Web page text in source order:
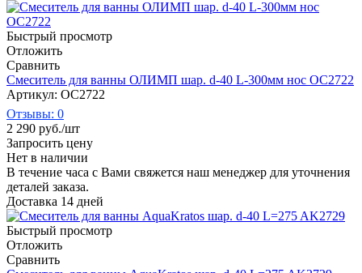
Быстрый просмотр
Отложить
Сравнить
Смеситель для ванны ОЛИМП шар. d-40 L-300мм нос OC2722
Артикул: ОС2722
Отзывы: 0
2 290 руб./шт
Запросить цену
Нет в наличии
В течение часа с Вами свяжется наш менеджер для уточнения
деталей заказа.
Доставка 14 дней
Быстрый просмотр
Отложить
Сравнить